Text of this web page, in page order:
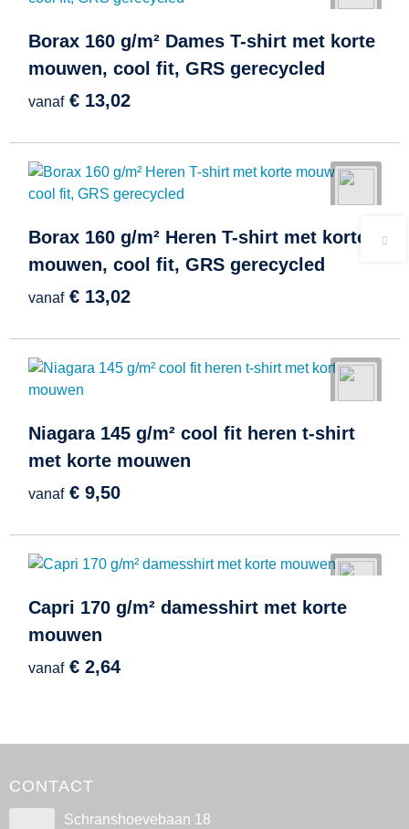
Borax 160 g/m² Dames T-shirt met korte
mouwen, cool fit, GRS gerecycled
vanaf € 13,02
Borax 160 g/m² Heren T-shirt met korte
mouwen, cool fit, GRS gerecycled
vanaf € 13,02
Niagara 145 g/m² cool fit heren t-shirt
met korte mouwen
vanaf € 9,50
Capri 170 g/m² damesshirt met korte
mouwen
vanaf € 2,64
CONTACT
Schranshoevebaan 18